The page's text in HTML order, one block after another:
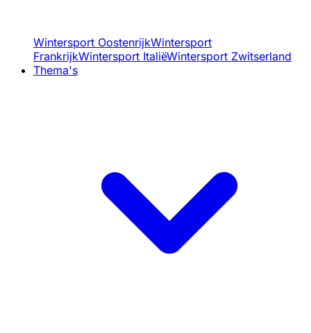
Wintersport OostenrijkWintersport
FrankrijkWintersport ItaliëWintersport Zwitserland
Thema's